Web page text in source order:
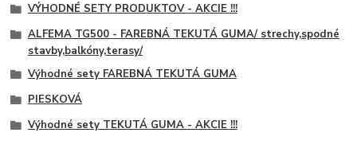
VÝHODNÉ SETY PRODUKTOV - AKCIE !!!
ALFEMA TG500 - FAREBNÁ TEKUTÁ GUMA/ strechy,spodné
stavby,balkóny,terasy/
Výhodné sety FAREBNÁ TEKUTÁ GUMA
PIESKOVÁ
Výhodné sety TEKUTÁ GUMA - AKCIE !!!